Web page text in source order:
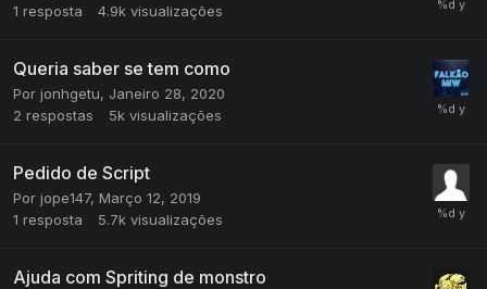
1 resposta 4.9k visualizações
Queria saber se tem como
Por jonhgetu, Janeiro 28, 2020
2 respostas 5k visualizações
Pedido de Script
Por jope147, Março 12, 2019
1 resposta 5.7k visualizações
Ajuda com Spriting de monstro